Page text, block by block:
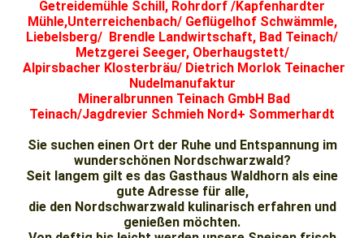
Getreidemühle Schill, Rohrdorf /Kapfenhardter
Mühle,Unterreichenbach/ Geflügelhof Schwämmle,
Liebelsberg/ Brendle Landwirtschaft, Bad Teinach/
Metzgerei Seeger, Oberhaugstett/
Alpirsbacher Klosterbräu/ Dietrich Morlok Teinacher
Nudelmanufaktur
Mineralbrunnen Teinach GmbH Bad
Teinach/Jagdrevier Schmieh Nord+ Sommerhardt
Sie suchen einen Ort der Ruhe und Entspannung im
wunderschönen Nordschwarzwald?
Seit langem gilt es das Gasthaus Waldhorn als eine
gute Adresse für alle,
die den Nordschwarzwald kulinarisch erfahren und
genießen möchten.